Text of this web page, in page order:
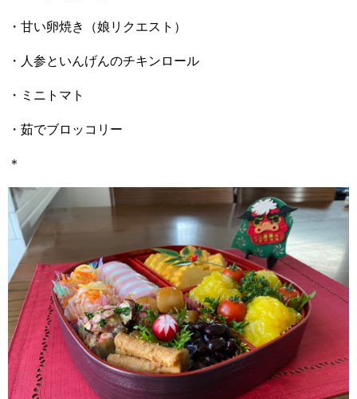
・甘い卵焼き（娘リクエスト）
・人参といんげんのチキンロール
・ミニトマト
・茹でブロッコリー
＊